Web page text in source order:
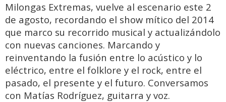
Milongas Extremas, vuelve al escenario este 2
de agosto, recordando el show mítico del 2014
que marco su recorrido musical y actualizándolo
con nuevas canciones. Marcando y
reinventando la fusión entre lo acústico y lo
eléctrico, entre el folklore y el rock, entre el
pasado, el presente y el futuro. Conversamos
con Matías Rodríguez, guitarra y voz.